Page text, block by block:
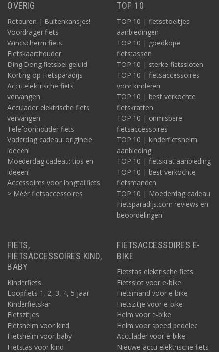
OVERIG
Retouren | Buitenkansjes!
Voordrager fiets
Windscherm fiets
Fietskaarthouder
Ding Dong fietsbel geluid
Korting op Fietsparadijs
Accu elektrische fiets
vervangen
Acculader elektrische fiets
vervangen
Telefoonhouder fiets
Vaderdag cadeau: originele
ideeën!
Moederdag cadeau: tips en
ideeën!
Accessoires voor longtailfiets
> Méér fietsaccessoires
TOP 10
TOP 10 | fietsstoeltjes
aanbiedingen
TOP 10 | goedkope
fietstassen
TOP 10 | sterke fietssloten
TOP 10 | fietsaccessoires
voor kinderen
TOP 10 | best verkochte
fietskratten
TOP 10 | onmisbare
fietsaccessoires
TOP 10 | kinderfietshelm
aanbieding
TOP 10 | fietskrat aanbieding
TOP 10 | best verkochte
fietsmanden
TOP 10 | Moederdag cadeau
Fietsparadijs.com reviews en
beoordelingen
FIETS,
FIETSACCESSOIRES KIND,
BABY
Kinderfiets
Loopfiets 1, 2, 3, 4, 5 jaar
Kinderfietskar
Fietszitjes
Fietshelm voor kind
Fietshelm voor baby
Fietstas voor kind
FIETSACCESSOIRES E-
BIKE
Fietstas elektrische fiets
Fietsslot voor e-bike
Fietsmand voor e-bike
Fietszitje voor e-bike
Helm voor e-bike
Helm voor speed pedelec
Acculader voor e-bike
Nieuwe accu elektrische fiets